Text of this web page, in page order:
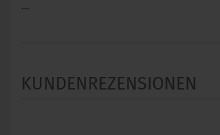
KUNDENREZENSIONEN